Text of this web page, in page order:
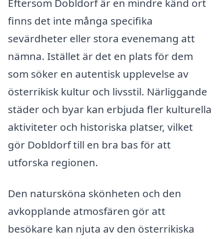
finns det inte många specifika
sevärdheter eller stora evenemang att
nämna. Istället är det en plats för dem
som söker en autentisk upplevelse av
österrikisk kultur och livsstil. Närliggande
städer och byar kan erbjuda fler kulturella
aktiviteter och historiska platser, vilket
gör Dobldorf till en bra bas för att
utforska regionen.
Den natursköna skönheten och den
avkopplande atmosfären gör att
besökare kan njuta av den österrikiska